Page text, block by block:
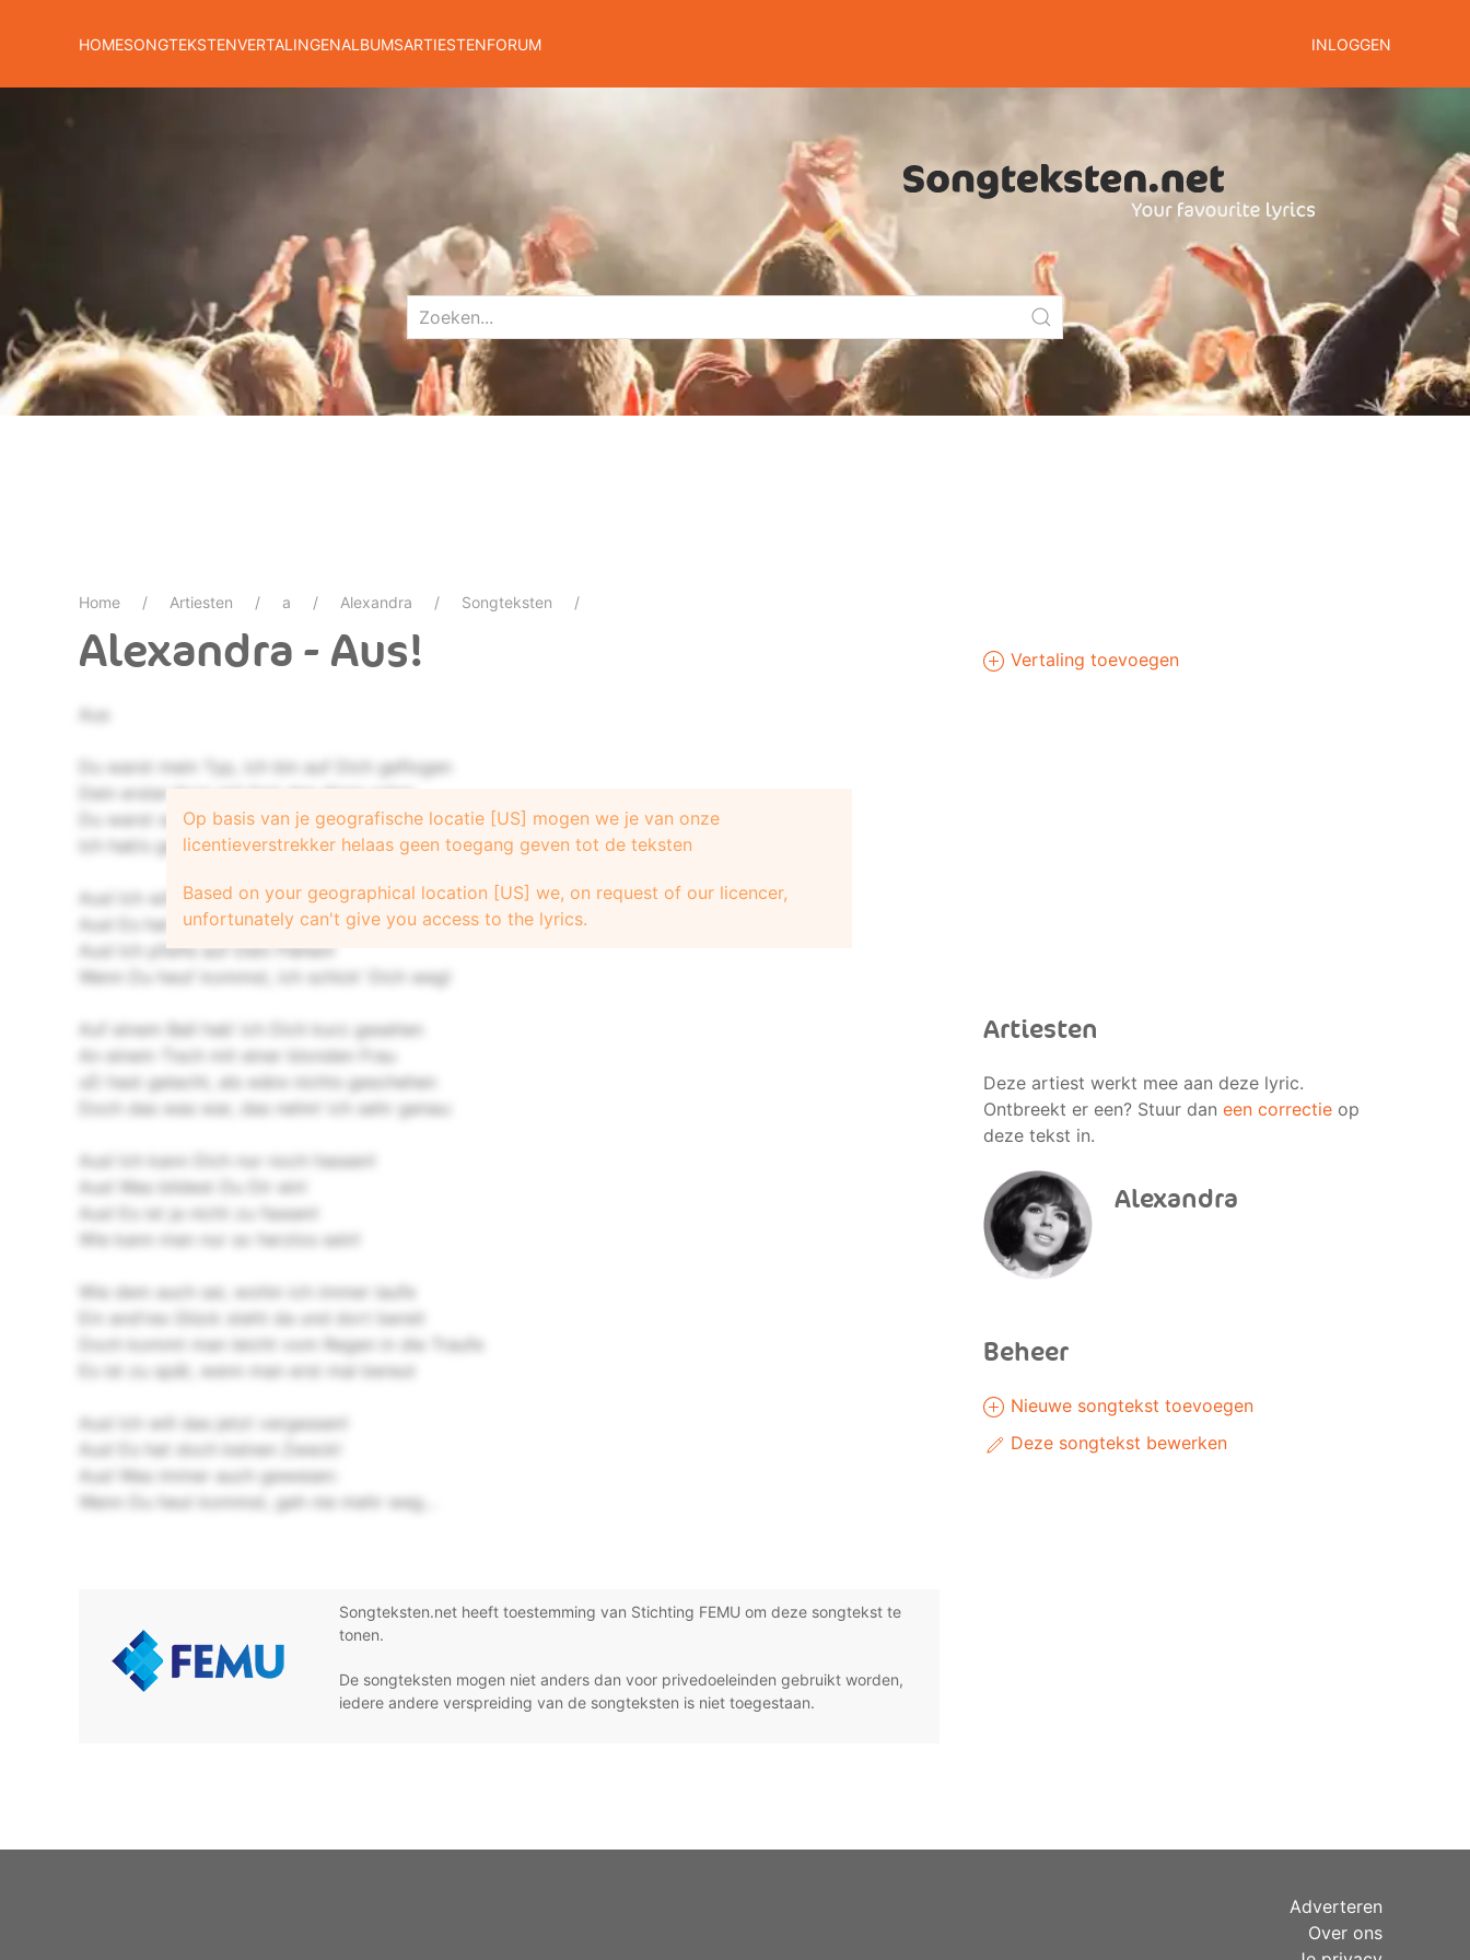
HOMESONGTEKSTENVERTALINGENALBUMSARTIESTENFORUM INLOGGEN
Home Artiesten a Alexandra Songteksten
Alexandra - Aus!
Aus
Du warst mein Typ, ich bin auf Dich geflogen
Dein erster Kuss mit fast den Atem nahm
Du warst so lieb, doch alles war gelogen
Ich hab’s geglaubt, bis ich dahinter kam:
Aus! Ich will Dich nicht mehr sehen!
Aus! Es hat doch keinen Zweck!
Aus! Ich pfeife auf Dein Flehen!
Wenn Du heut‘ kommst, ich schick‘ Dich weg!
Auf einem Ball hab‘ ich Dich kurz gesehen
An einem Tisch mit einer blonden Frau
uD hast gelacht, als wäre nichts geschehen
Doch das was war, das nehm‘ ich sehr genau:
Aus! Ich kann Dich nur noch hassen!
Aus! Was bildest Du Dir ein!
Aus! Es ist ja nicht zu fassen!
Wie kann man nur so herzlos sein!
Wie dem auch sei, wohin ich immer laufe
Ein and’res Glück steht da und dort bereit
Doch kommt man leicht vom Regen in die Traufe
Es ist zu spät, wenn man erst mal bereut
Aus! Ich will das jetzt vergessen!
Aus! Es hat doch keinen Zweck!
Aus! Was immer auch gewesen:
Wenn Du heut kommst, geh nie mehr weg...
Op basis van je geografische locatie [US] mogen we je van onze
licentieverstrekker helaas geen toegang geven tot de teksten
Based on your geographical location [US] we, on request of our licencer,
unfortunately can't give you access to the lyrics.
Songteksten.net heeft toestemming van Stichting FEMU om deze songtekst te
tonen.
De songteksten mogen niet anders dan voor privedoeleinden gebruikt worden,
iedere andere verspreiding van de songteksten is niet toegestaan.
Vertaling toevoegen
Artiesten
Deze artiest werkt mee aan deze lyric.
Ontbreekt er een? Stuur dan een correctieop
deze tekst in.
Alexandra
Beheer
Nieuwe songtekst toevoegen
Deze songtekst bewerken
Adverteren
Over ons